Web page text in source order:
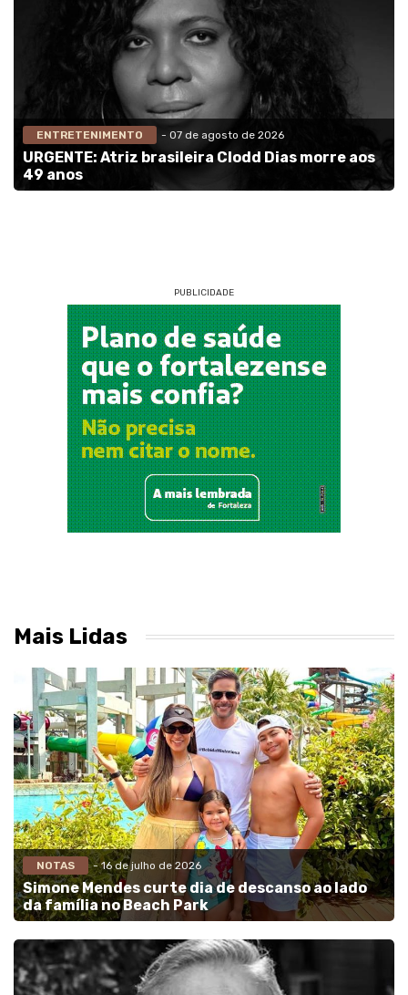
ENTRETENIMENTO - 07 de agosto de 2026
URGENTE: Atriz brasileira Clodd Dias morre aos
49 anos
PUBLICIDADE
Mais Lidas
NOTAS - 16 de julho de 2026
Simone Mendes curte dia de descanso ao lado
da família no Beach Park